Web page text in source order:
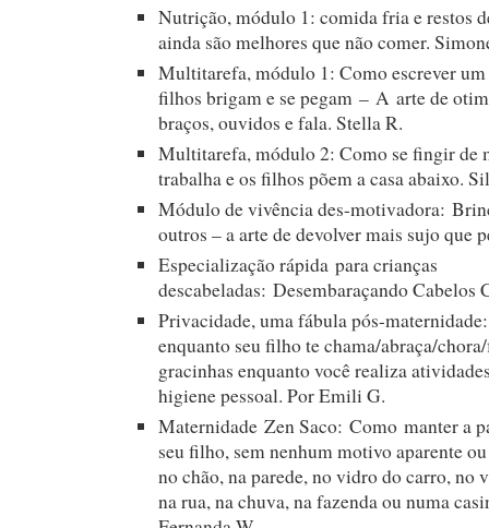
Nutrição, módulo 1: comida fria e restos
ainda são melhores que não comer.
Multitarefa, módulo 1: Como escrever um
filhos brigam e se pegam – A arte de
braços, ouvidos e fala. Stella R.
Multitarefa, módulo 2: Como se fingir de
trabalha e os filhos põem a casa abaixo.
Módulo de vivência des-motivadora:
outros – a arte de devolver mais sujo que
Especialização rápida para crianças
descabeladas: Desembaraçando Cabelos
Privacidade, uma fábula pós-
enquanto seu filho te chama/abraça/
gracinhas enquanto você realiza
higiene pessoal. Por Emili G.
Maternidade Zen Saco: Como manter a
seu filho, sem nenhum motivo aparente
no chão, na parede, no vidro do carro, no
na rua, na chuva, na fazenda ou numa